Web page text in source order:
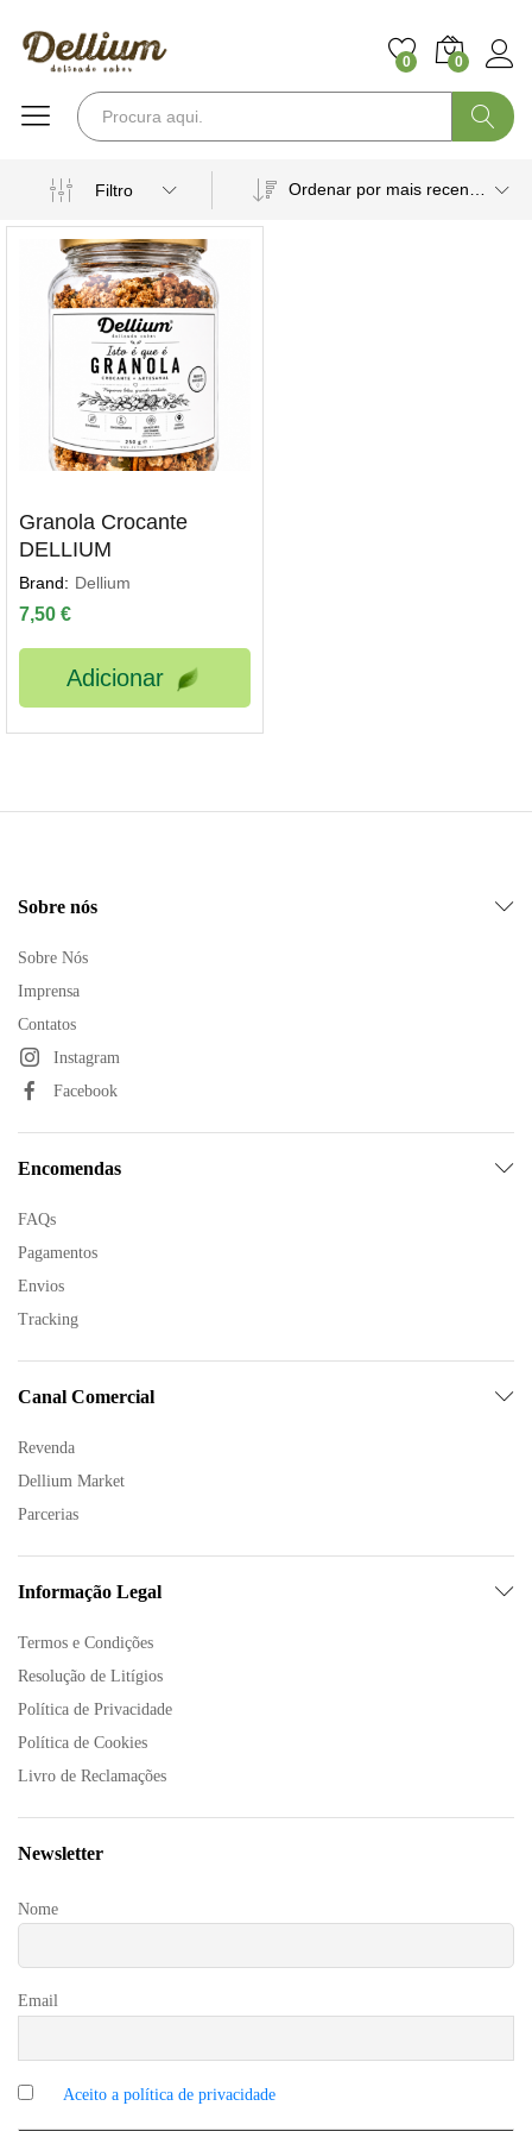
0 0
Filtro
Granola Crocante
DELLIUM
Brand: Dellium
7,50 €
Adicionar
Sobre nós
Sobre Nós
Imprensa
Contatos
Instagram
Facebook
Encomendas
FAQs
Pagamentos
Envios
Tracking
Canal Comercial
Revenda
Dellium Market
Parcerias
Informação Legal
Termos e Condições
Resolução de Litígios
Política de Privacidade
Política de Cookies
Livro de Reclamações
Newsletter
Nome
Email